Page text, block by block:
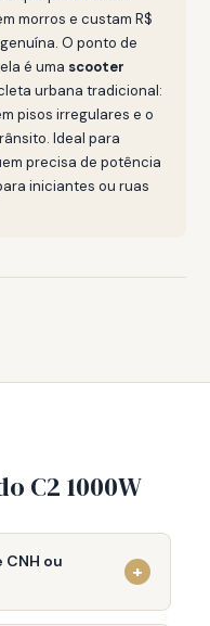
morros e custam R$
O ponto de
é uma scooter
urbana tradicional:
pisos irregulares e o
Ideal para
precisa de potência
iniciantes ou ruas
C2 1000W
ou
+
a Nado C2 é